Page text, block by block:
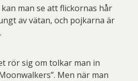
man se att flickornas hår
av vätan, och pojkarna är
rör sig om tolkar man in
Men när man